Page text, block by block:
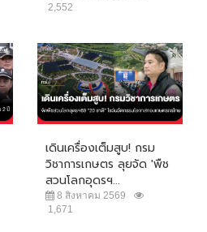
2,552
เดินเครื่องเต็มสูบ! กรม
วิชาการเกษตร ลุยจัด 'พืช
สวนโลกอุดรฯ...
8 สิงหาคม 2569
1,671